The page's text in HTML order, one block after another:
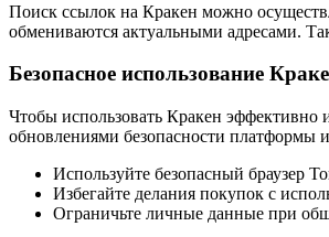
Поиск ссылок на Кракен можно
обмениваются актуальными адресами.
Безопасное использование
Чтобы использовать Кракен эффективно
обновлениями безопасности платформы
Используйте безопасный браузер
Избегайте делания покупок с
Ограничьте личные данные при